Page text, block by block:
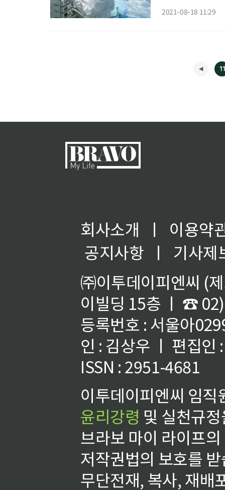
2021-08-18 11:29
11
회사소개 ㅣ
이용약
공지사항
ㅣ
기사제
㈜이투데이피엔씨 (
이빌딩 15층 ㅣ ☎
등록번호 : 서울아
인 : 김상우 ㅣ 편집인
ISSN : 2951-4681
이투데이피엔씨 임
윤리강령 및 실천규
브라보 마이 라이프
저작권법의 보호를
무단전재, 복사, 재배